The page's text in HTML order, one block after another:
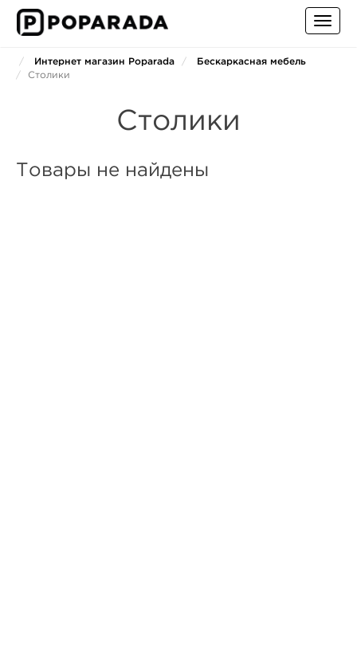
Интернет магазин Poparada Бескаркасная мебель
Столики
Столики
Товары не найдены